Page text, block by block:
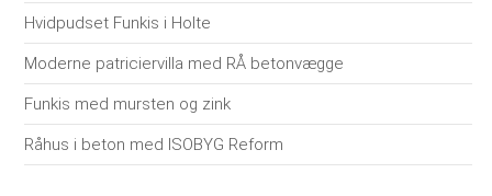
Hvidpudset Funkis i Holte
Moderne patriciervilla med RÅ betonvægge
Funkis med mursten og zink
Råhus i beton med ISOBYG Reform